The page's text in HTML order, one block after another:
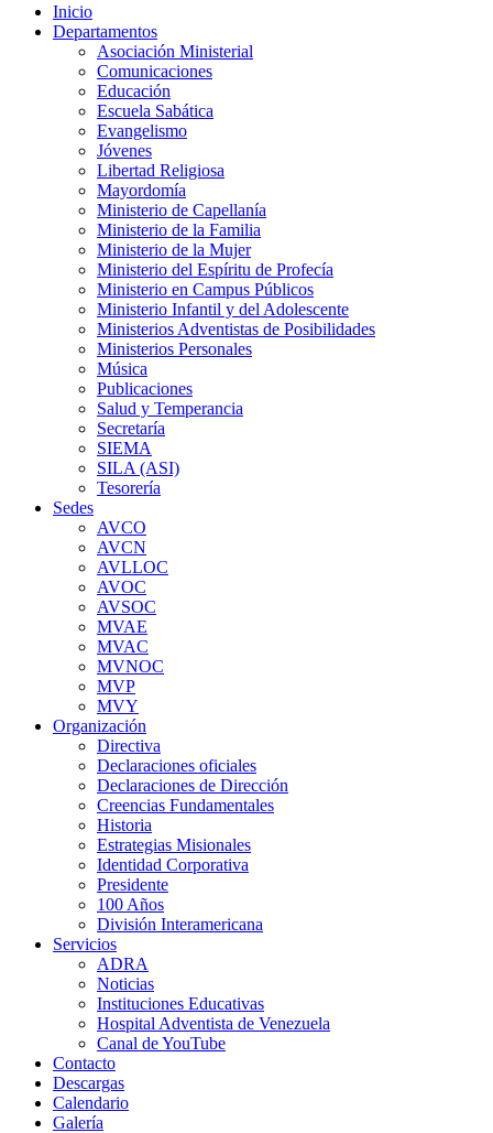
Inicio
Departamentos
Asociación Ministerial
Comunicaciones
Educación
Escuela Sabática
Evangelismo
Jóvenes
Libertad Religiosa
Mayordomía
Ministerio de Capellanía
Ministerio de la Familia
Ministerio de la Mujer
Ministerio del Espíritu de Profecía
Ministerio en Campus Públicos
Ministerio Infantil y del Adolescente
Ministerios Adventistas de Posibilidades
Ministerios Personales
Música
Publicaciones
Salud y Temperancia
Secretaría
SIEMA
SILA (ASI)
Tesorería
Sedes
AVCO
AVCN
AVLLOC
AVOC
AVSOC
MVAE
MVAC
MVNOC
MVP
MVY
Organización
Directiva
Declaraciones oficiales
Declaraciones de Dirección
Creencias Fundamentales
Historia
Estrategias Misionales
Identidad Corporativa
Presidente
100 Años
División Interamericana
Servicios
ADRA
Noticias
Instituciones Educativas
Hospital Adventista de Venezuela
Canal de YouTube
Contacto
Descargas
Calendario
Galería